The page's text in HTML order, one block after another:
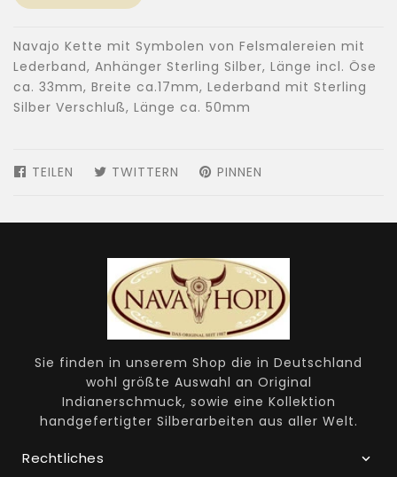
Navajo Kette mit Symbolen von Felsmalereien mit
Lederband, Anhänger Sterling Silber, Länge incl. Öse
ca. 33mm, Breite ca.17mm, Lederband mit Sterling
Silber Verschluß, Länge ca. 50mm
TEILEN AUF
TWITTERN AUF
PINNEN
Sie finden in unserem Shop die in Deutschland
wohl größte Auswahl an Original
Indianerschmuck, sowie eine Kollektion
handgefertigter Silberarbeiten aus aller Welt.
Rechtliches